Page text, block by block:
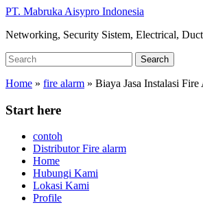
Skip
main
PT. Mabruka Aisypro Indonesia
Networking, Security Sistem, Electrical,
Search
for:
Search
Home » fire alarm » Biaya Jasa Instalasi
Start here
contoh
Distributor Fire alarm
Home
Hubungi Kami
Lokasi Kami
Profile